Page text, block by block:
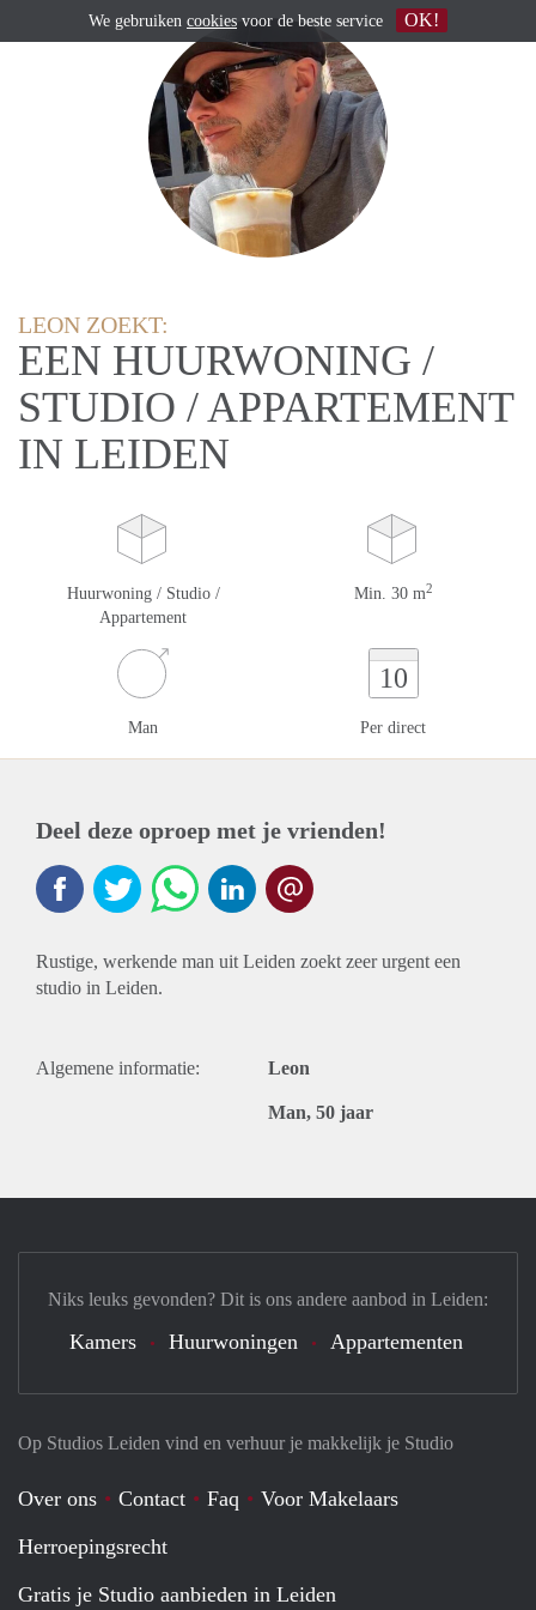
LEON ZOEKT:
EEN HUURWONING /
STUDIO / APPARTEMENT
IN LEIDEN
Huurwoning / Studio /
Appartement
Min. 30 m2
Man
10
Per direct
Deel deze oproep met je vrienden!
Rustige, werkende man uit Leiden zoekt zeer urgent een
studio in Leiden.
Algemene informatie: Leon
Man, 50 jaar
Op Studios Leiden vind en verhuur je makkelijk je Studio
Over ons Contact Faq
Voor Makelaars
Herroepingsrecht
Gratis je Studio aanbieden in Leiden
Niks leuks gevonden? Dit is ons andere aanbod in Leiden:
Kamers Huurwoningen Appartementen
We gebruiken cookies voor de beste service OK!